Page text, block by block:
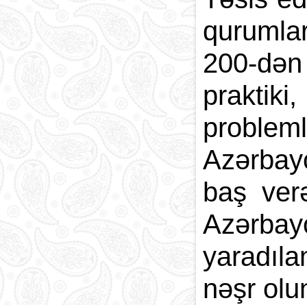
200-
baş
nəşr